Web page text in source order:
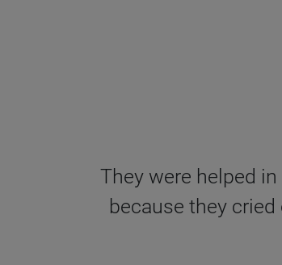
They were helped
because they